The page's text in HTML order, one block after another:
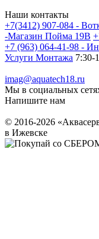
Наши контакты
+7(3412) 907-084 -
-Магазин Пойма 19В
+7 (963) 064-41-98 -
Услуги Монтажа 7:30-
imag@aquatech18.ru
Мы в социальных
Напишите нам
© 2016-2026
в Ижевске